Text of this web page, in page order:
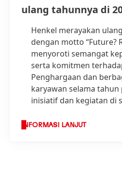
ulang tahunnya di
Henkel merayakan
dengan motto “Future?
menyoroti semangat
serta komitmen
Penghargaan dan
karyawan selama
inisiatif dan kegiatan di
INFORMASI LANJUT